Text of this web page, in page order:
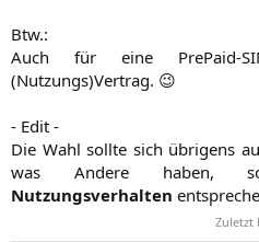
Btw.:
Auch für eine PrePaid-
(Nutzungs)Vertrag. 😉
- Edit -
Die Wahl sollte sich übrigens
was Andere haben,
Nutzungsverhalten
Zuletzt